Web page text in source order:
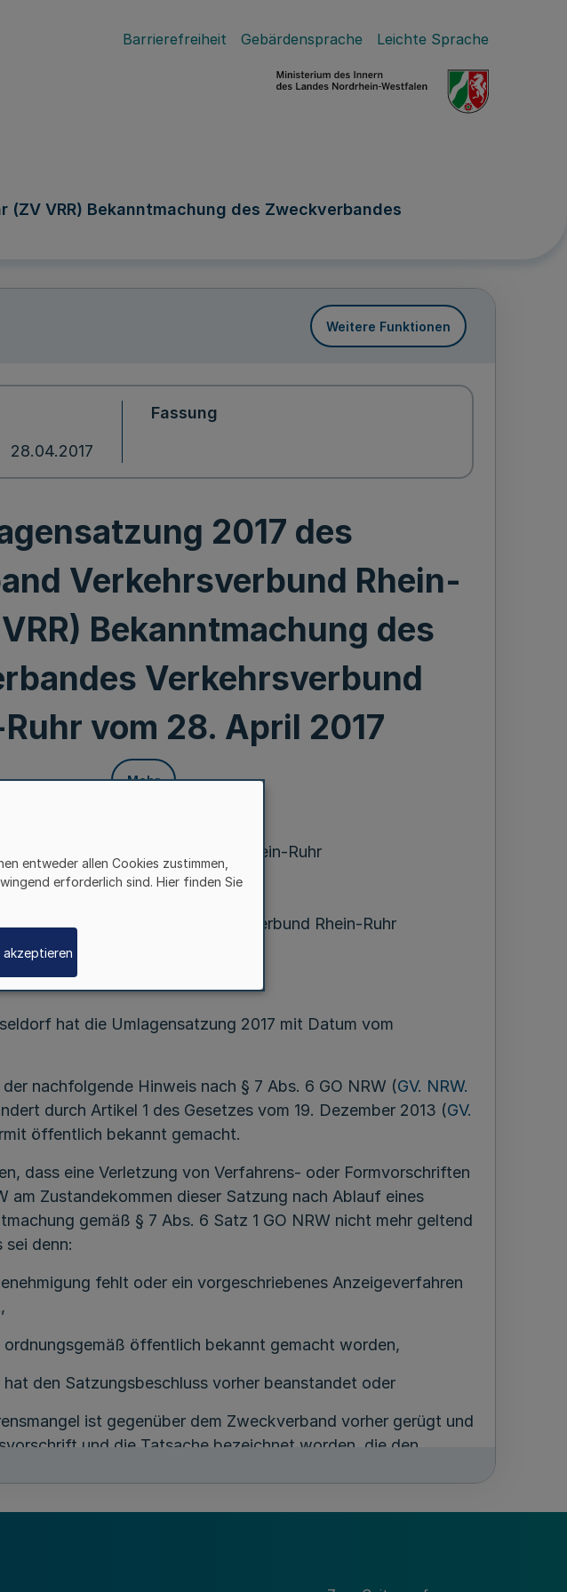
Barrierefreiheit Gebärdensprache Leichte Sprache
VRR) Bekanntmachung des Zweckverbandes
Weitere Funktionen
28.04.2017
Fassung
2017 des
Verkehrsverbund Rhein-
Bekanntmachung des
Verkehrsverbund
vom 28. April 2017
Mehr
Zweckverband Verkehrsverbund Rhein-Ruhr
(ZV VRR)
des Zweckverbandes Verkehrsverbund Rhein-Ruhr
hat die Umlagensatzung 2017 mit Datum vom
nachfolgende Hinweis nach § 7 Abs. 6 GO NRW (GV. NRW.
durch Artikel 1 des Gesetzes vom 19. Dezember 2013 (GV.
öffentlich bekannt gemacht.
dass eine Verletzung von Verfahrens- oder Formvorschriften
am Zustandekommen dieser Satzung nach Ablauf eines
gemäß § 7 Abs. 6 Satz 1 GO NRW nicht mehr geltend
sei denn:
fehlt oder ein vorgeschriebenes Anzeigeverfahren
öffentlich bekannt gemacht worden,
den Satzungsbeschluss vorher beanstandet oder
ist gegenüber dem Zweckverband vorher gerügt und
und die Tatsache bezeichnet worden, die den
entweder allen Cookies zustimmen,
erforderlich sind. Hier finden Sie
akzeptieren